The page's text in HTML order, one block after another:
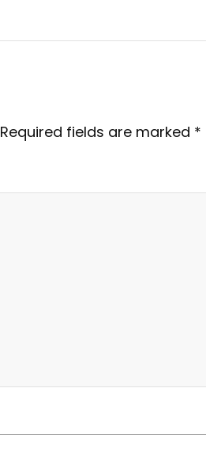
Required fields are marked *